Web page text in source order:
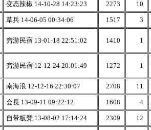
变态辣椒 14-10-28 14:23:23 2273 10
草兵 14-06-05 00:34:06 1517 3
穷游民宿 13-01-18 22:51:02 1410 1
穷游民宿 12-12-24 20:01:49 1272 1
南海浪 12-12-16 22:30:07 2708 11
会長 13-09-11 09:22:12 1608 4
自带板凳 13-08-02 17:14:24 2309 12